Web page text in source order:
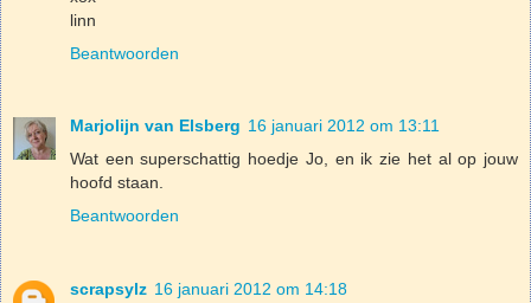
linn
Beantwoorden
Marjolijn van Elsberg 16 januari 2012 om 13:11
Wat een superschattig hoedje Jo, en ik zie het al op jouw
hoofd staan.
Beantwoorden
scrapsylz 16 januari 2012 om 14:18